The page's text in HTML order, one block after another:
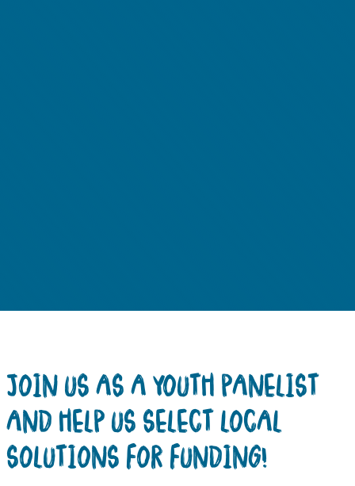
JOIN US AS A YOUTH PANELIST
AND HELP US SELECT LOCAL
SOLUTIONS FOR FUNDING!